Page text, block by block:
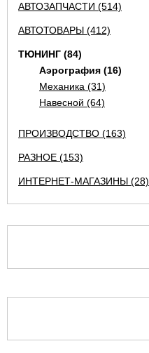
АВТОЗАПЧАСТИ (514)
АВТОТОВАРЫ (412)
ТЮНИНГ (84)
Аэрография (16)
Механика (31)
Навесной (64)
ПРОИЗВОДСТВО (163)
РАЗНОЕ (153)
ИНТЕРНЕТ-МАГАЗИНЫ (28)